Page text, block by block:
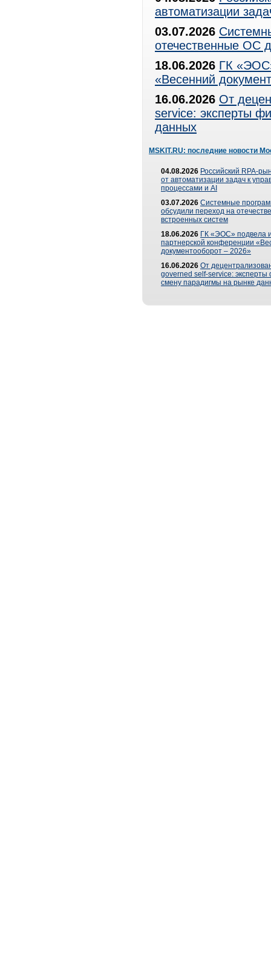
автоматизации
03.07.2026
отечественные ОС
18.06.2026 ГК
«Весенний
16.06.2026 От
service: эксперты
данных
MSKIT.RU: последние новости
04.08.2026 Российский RPA-
от автоматизации задач к
процессами и AI
03.07.2026 Системные
обсудили переход на
встроенных систем
18.06.2026 ГК «ЭОС» подвела
партнерской конференции
документооборот – 2026»
16.06.2026 От
governed self-service: эксперты
смену парадигмы на рынке